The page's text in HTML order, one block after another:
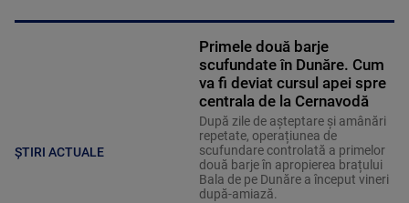
ȘTIRI ACTUALE
Primele două barje
scufundate în Dunăre. Cum
va fi deviat cursul apei spre
centrala de la Cernavodă
După zile de așteptare și amânări
repetate, operațiunea de
scufundare controlată a primelor
două barje în apropierea brațului
Bala de pe Dunăre a început vineri
după-amiază.